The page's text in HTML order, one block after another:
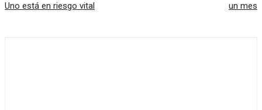
Uno está en riesgo vital
un mes